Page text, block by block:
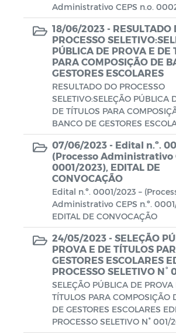
Administrativo CEPS n.o.
18/06/2023 - RESULTADO
PROCESSO
PÚBLICA DE PROVA E DE
PARA COMPOSIÇÃO DE
GESTORES ESCOLARES
RESULTADO DO PROCESSO
SELETIVO:SELEÇÃO PÚBLICA
DE TÍTULOS PARA
BANCO DE GESTORES
07/06/2023 - Edital n.º.
(Processo Administrativo
0001/2023), EDITAL DE
CONVOCAÇÃO
Edital n.º. 0001/2023 –
Administrativo CEPS n.º.
EDITAL DE CONVOCAÇÃO
24/05/2023 - SELEÇÃO
PROVA E DE TÍTULOS
GESTORES ESCOLARES
PROCESSO SELETIVO N°
SELEÇÃO PÚBLICA DE PROVA
TÍTULOS PARA COMPOSIÇÃO
DE GESTORES ESCOLARES
PROCESSO SELETIVO N° 001/